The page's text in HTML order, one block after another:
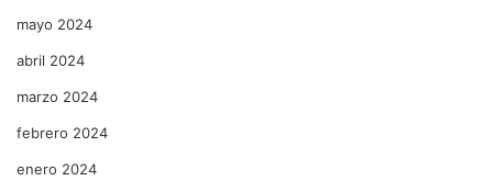
mayo 2024
abril 2024
marzo 2024
febrero 2024
enero 2024